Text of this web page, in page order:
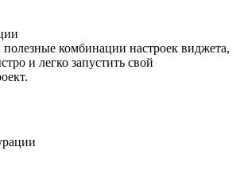
комбинации настроек виджета,
и легко запустить свой